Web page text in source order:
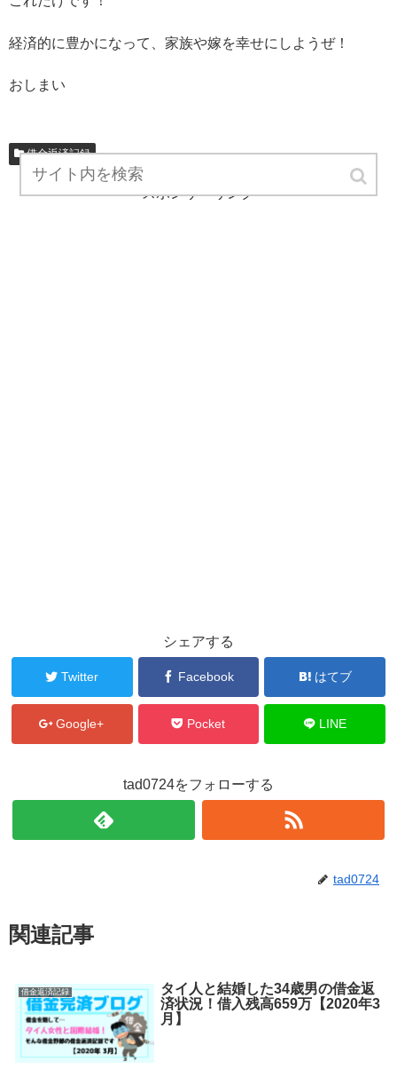
経済的に豊かになって、家族や嫁を幸せにしようぜ！
おしまい
借金返済記録
スポンサーリンク
シェアする
Twitter Facebook はてブ
Google+ Pocket LINE
tad0724をフォローする
tad0724
関連記事
借金返済記録
タイ人と結婚した34歳男の借金返
済状況！借入残高659万【2020年3
月】